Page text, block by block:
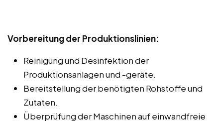
Vorbereitung der Produktionslinien:
Reinigung und Desinfektion der
Produktionsanlagen und -geräte.
Bereitstellung der benötigten Rohstoffe und
Zutaten.
Überprüfung der Maschinen auf einwandfreie